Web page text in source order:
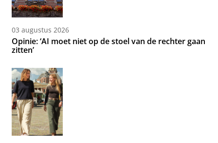
03 augustus 2026
Opinie: ‘AI moet niet op de stoel van de rechter gaan
zitten’